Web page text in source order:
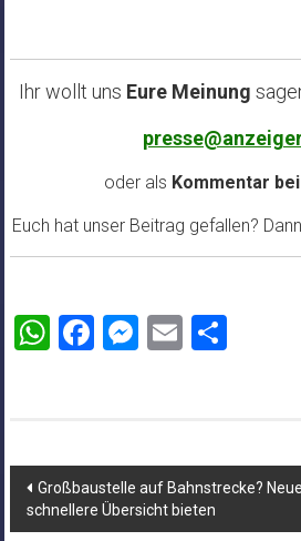
Ihr wollt uns Eure Meinung
oder als Kommentar bei
Euch hat unser Beitrag gefallen?
WhatsApp
Facebook
Messenger
EmailTeilen
Beitragsnavigation
Großbaustelle auf Bahnstrecke?
schnellere Übersicht bieten